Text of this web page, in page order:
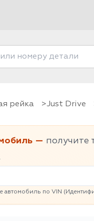
рейка Just Drive
— получите
по VIN